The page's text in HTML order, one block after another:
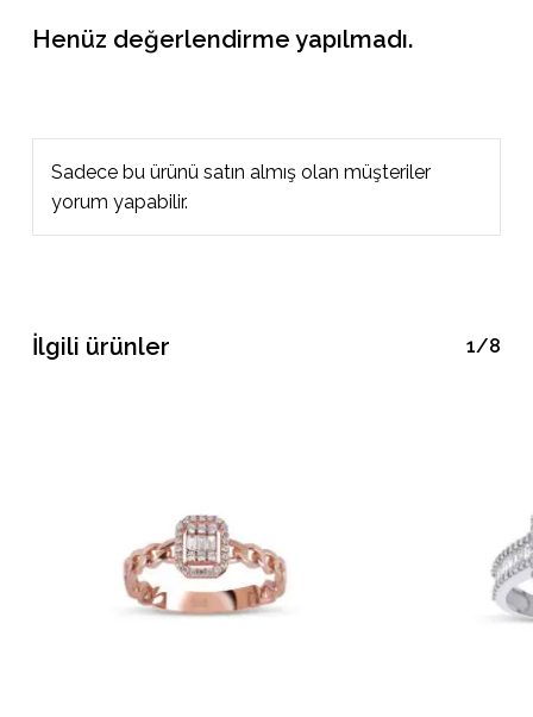
Henüz değerlendirme yapılmadı.
Sadece bu ürünü satın almış olan müşteriler
yorum yapabilir.
İlgili ürünler 1/8